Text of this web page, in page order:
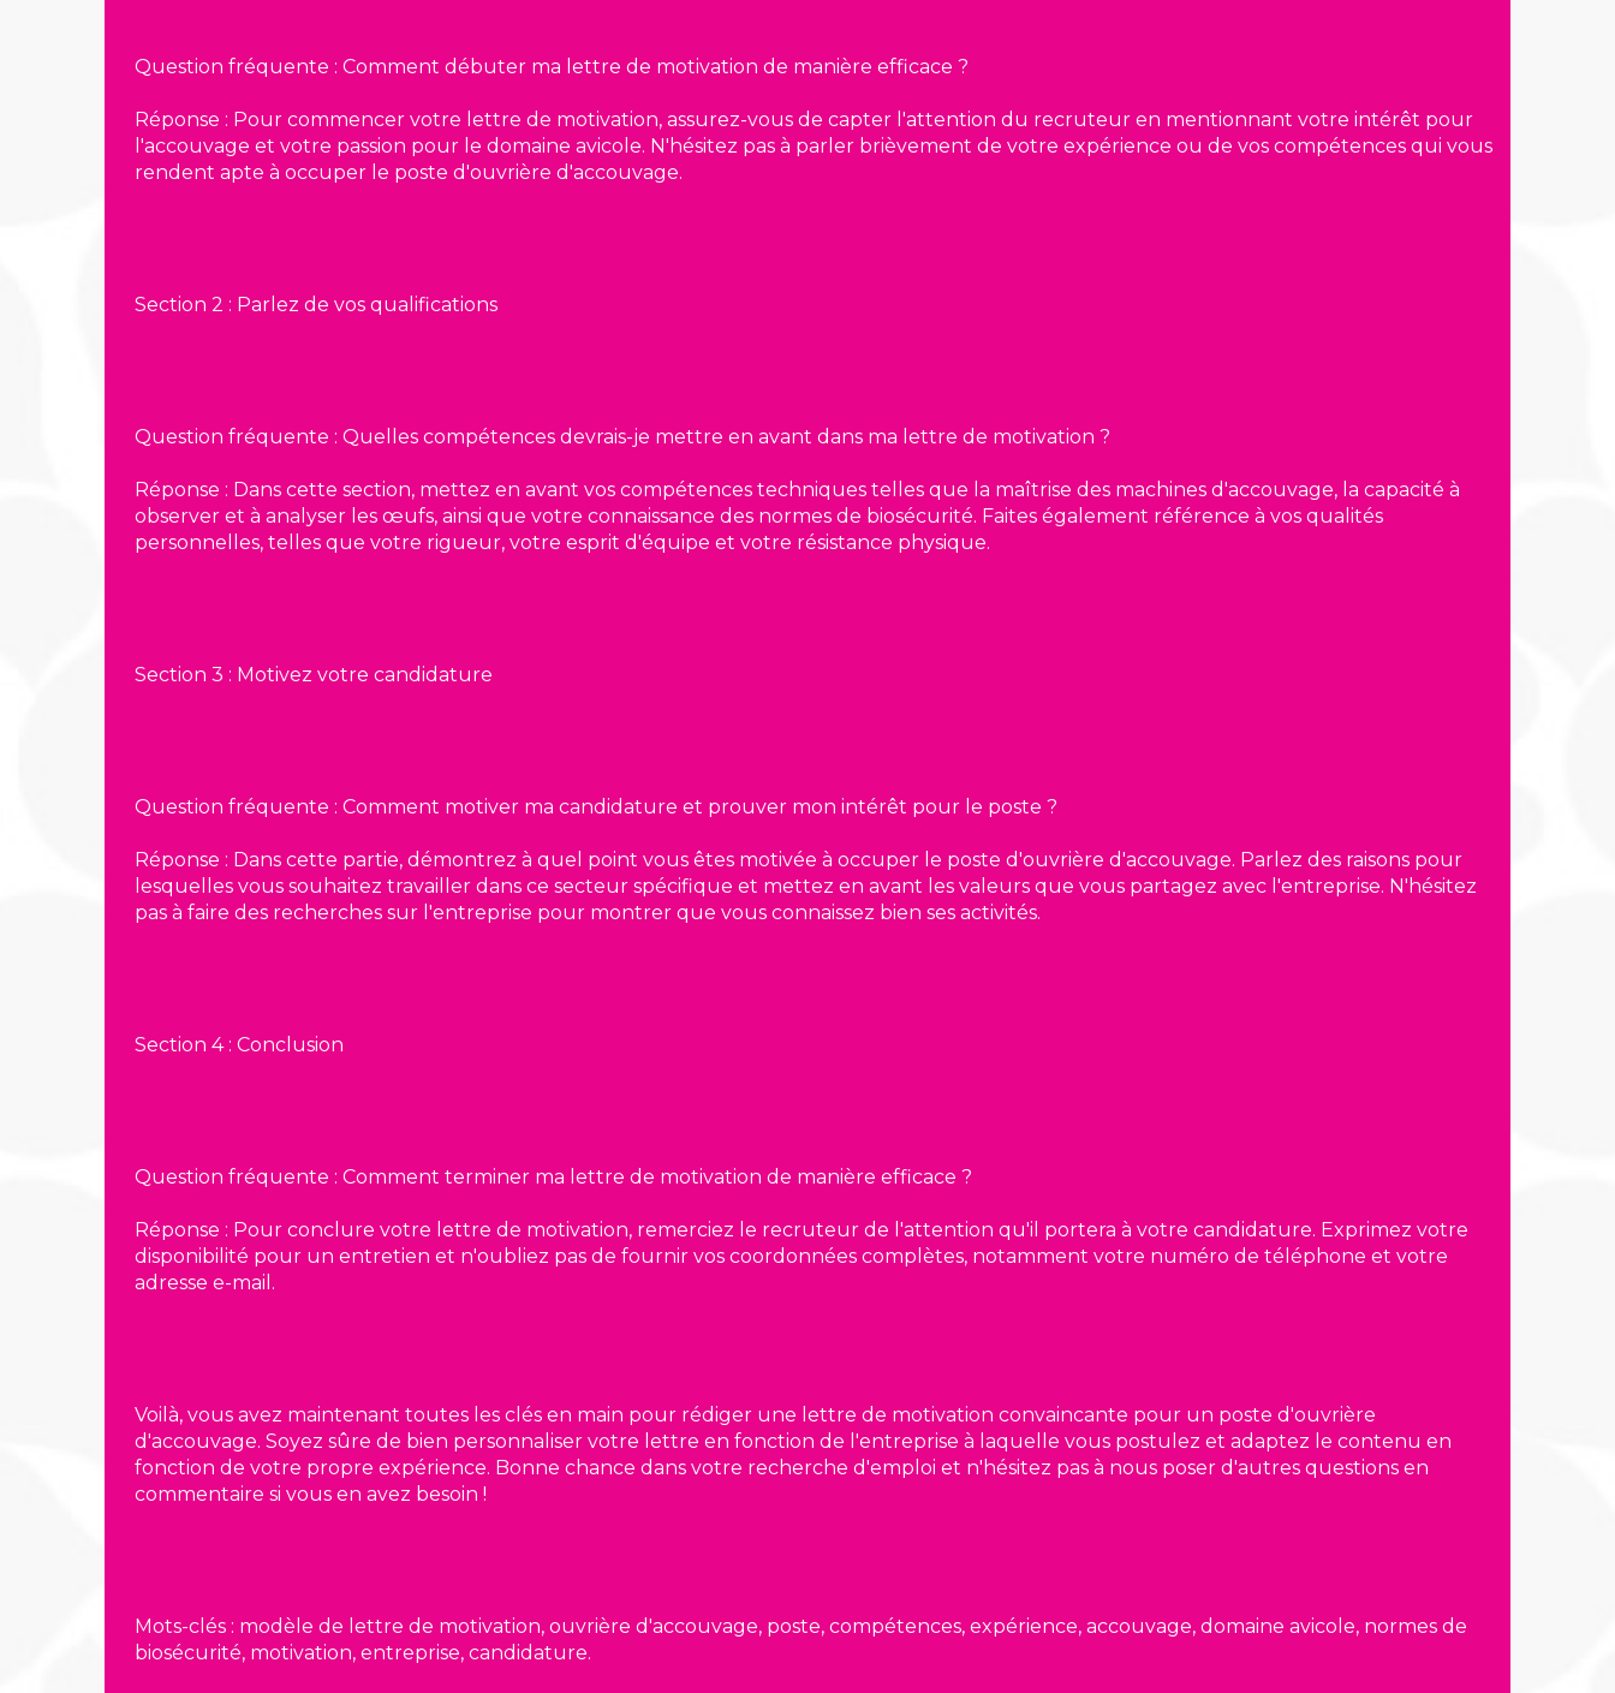
Question fréquente : Comment débuter ma lettre de motivation de manière efficace ?
Réponse : Pour commencer votre lettre de motivation, assurez-vous de capter l'attention du recruteur en mentionnant votre intérêt pour
l'accouvage et votre passion pour le domaine avicole. N'hésitez pas à parler brièvement de votre expérience ou de vos compétences qui vous
rendent apte à occuper le poste d'ouvrière d'accouvage.
Section 2 : Parlez de vos qualifications
Question fréquente : Quelles compétences devrais-je mettre en avant dans ma lettre de motivation ?
Réponse : Dans cette section, mettez en avant vos compétences techniques telles que la maîtrise des machines d'accouvage, la capacité à
observer et à analyser les œufs, ainsi que votre connaissance des normes de biosécurité. Faites également référence à vos qualités
personnelles, telles que votre rigueur, votre esprit d'équipe et votre résistance physique.
Section 3 : Motivez votre candidature
Question fréquente : Comment motiver ma candidature et prouver mon intérêt pour le poste ?
Réponse : Dans cette partie, démontrez à quel point vous êtes motivée à occuper le poste d'ouvrière d'accouvage. Parlez des raisons pour
lesquelles vous souhaitez travailler dans ce secteur spécifique et mettez en avant les valeurs que vous partagez avec l'entreprise. N'hésitez
pas à faire des recherches sur l'entreprise pour montrer que vous connaissez bien ses activités.
Section 4 : Conclusion
Question fréquente : Comment terminer ma lettre de motivation de manière efficace ?
Réponse : Pour conclure votre lettre de motivation, remerciez le recruteur de l'attention qu'il portera à votre candidature. Exprimez votre
disponibilité pour un entretien et n'oubliez pas de fournir vos coordonnées complètes, notamment votre numéro de téléphone et votre
adresse e-mail.
Voilà, vous avez maintenant toutes les clés en main pour rédiger une lettre de motivation convaincante pour un poste d'ouvrière
d'accouvage. Soyez sûre de bien personnaliser votre lettre en fonction de l'entreprise à laquelle vous postulez et adaptez le contenu en
fonction de votre propre expérience. Bonne chance dans votre recherche d'emploi et n'hésitez pas à nous poser d'autres questions en
commentaire si vous en avez besoin !
Mots-clés : modèle de lettre de motivation, ouvrière d'accouvage, poste, compétences, expérience, accouvage, domaine avicole, normes de
biosécurité, motivation, entreprise, candidature.